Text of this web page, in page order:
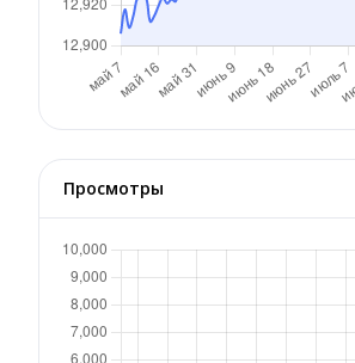
Просмотры